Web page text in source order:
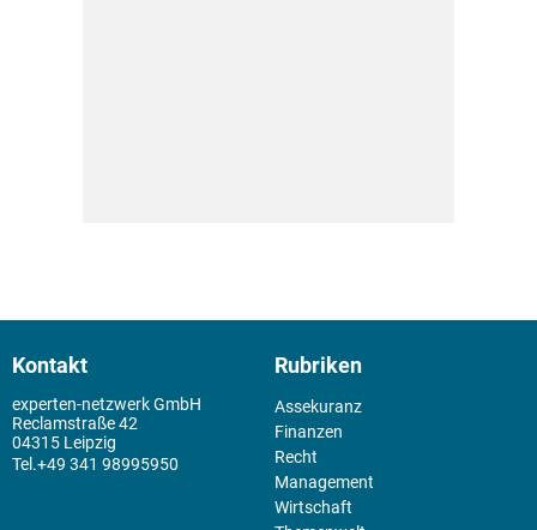
Kontakt
experten-netzwerk GmbH
Reclamstraße 42
04315 Leipzig
+49 341 98995950
Rubriken
Assekuranz
Finanzen
Recht
Management
Wirtschaft